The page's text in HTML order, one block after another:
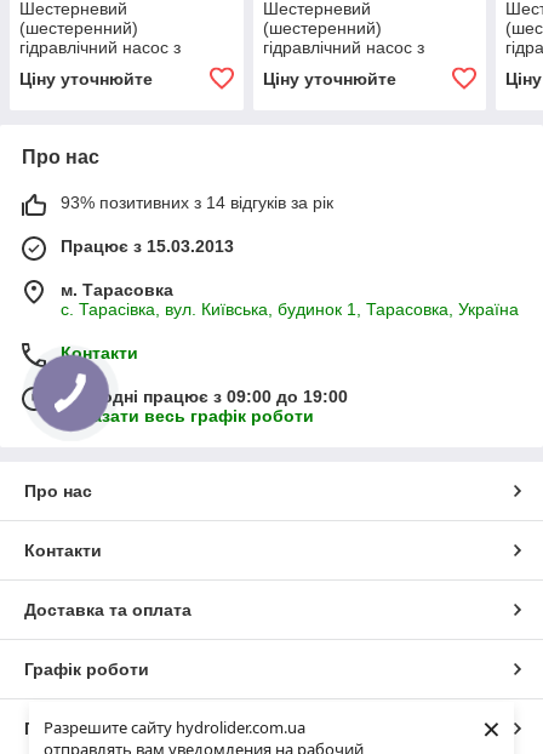
Разрешите сайту hydrolider.com.ua
отправлять вам уведомления на рабочий
×
Шестерневий
(шестеренний)
гідравлічний насос з
підшипником Hydro-pack
H 20A/C12X329
Ціну уточнюйте
Шестерневий
(шестеренний)
гідравлічний насос з
підшипником Hydro-pack
H 20A/C6.3X329
Ціну уточнюйте
H
Про нас
93% позитивних з 14 відгуків за рік
Працює з 15.03.2013
м. Тарасовка
с. Тарасівка, вул. Київська, будинок 1, Тарасовка, Україна
Контакти
Сьогодні працює з 09:00 до 19:00
Показати весь графік роботи
Про нас
Контакти
Доставка та оплата
Графік роботи
Повна версія сайту